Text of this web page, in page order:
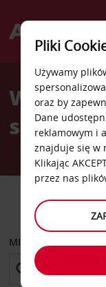
Welcome
Avis
MIEJSCE ODBIORU
Pliki
Używamy
oraz by
Dane
reklamowym i
znajduje się w
Klikając
przez nas